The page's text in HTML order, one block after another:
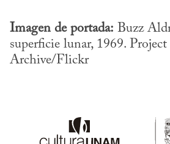
Imagen de portada: Buzz
superficie lunar, 1969.
Archive/Flickr